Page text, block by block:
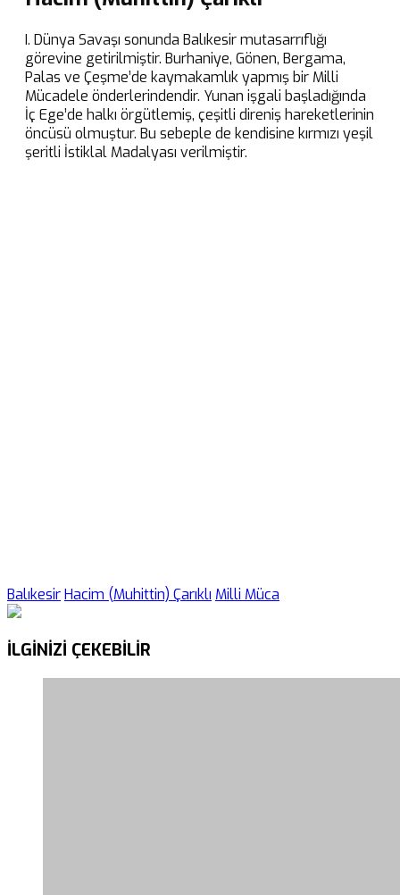
I. Dünya Savaşı sonunda Balıkesir mutasarrıflığı
görevine getirilmiştir. Burhaniye, Gönen, Bergama,
Palas ve Çeşme’de kaymakamlık yapmış bir Milli
Mücadele önderlerindendir. Yunan işgali başladığında
İç Ege’de halkı örgütlemiş, çeşitli direniş hareketlerinin
öncüsü olmuştur. Bu sebeple de kendisine kırmızı yeşil
şeritli İstiklal Madalyası verilmiştir.
BalıkesirHacim (Muhittin) Çarıklı Milli Müca
İLGİNİZİ ÇEKEBİLİR